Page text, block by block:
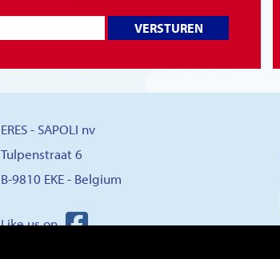
VERSTUREN
ERES - SAPOLI nv
Tulpenstraat 6
B-9810 EKE - Belgium